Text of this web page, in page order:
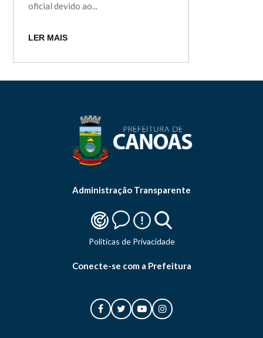
oficial devido ao...
LER MAIS
Administração Transparente
Politicas de Privacidade
Conecte-se com a Prefeitura